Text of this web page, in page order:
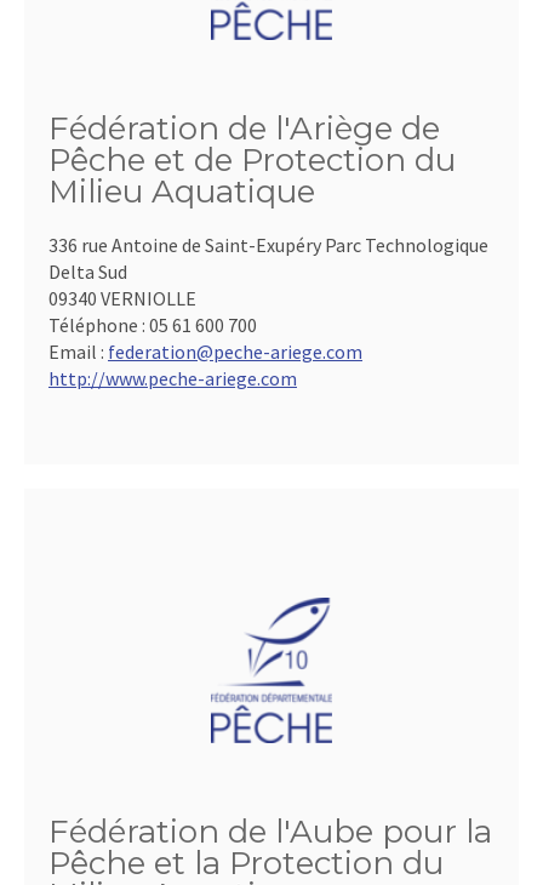
Fédération de l'Ariège de
Pêche et de Protection du
Milieu Aquatique
336 rue Antoine de Saint-Exupéry Parc Technologique
Delta Sud
09340 VERNIOLLE
Téléphone : 05 61 600 700
Email : federation@peche-ariege.com
http://www.peche-ariege.com
Fédération de l'Aube pour la
Pêche et la Protection du